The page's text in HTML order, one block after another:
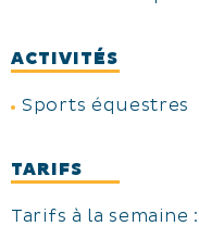
ACTIVITÉS
Sports équestres
TARIFS
Tarifs à la semaine